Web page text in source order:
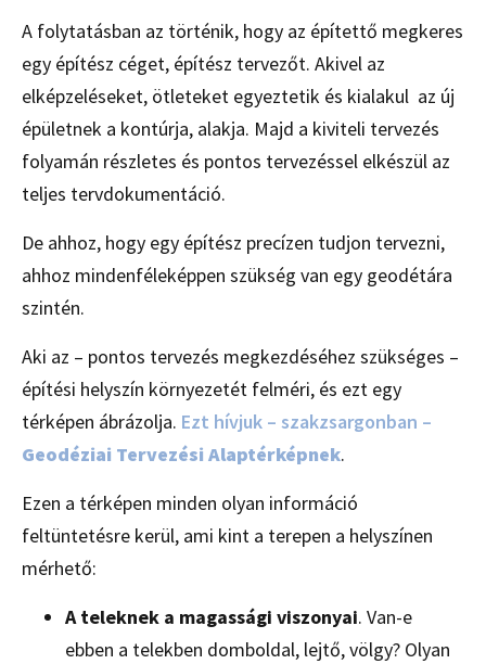
A folytatásban az történik, hogy az építettő megkeres
egy építész céget, építész tervezőt. Akivel az
elképzeléseket, ötleteket egyeztetik és kialakul az új
épületnek a kontúrja, alakja. Majd a kiviteli tervezés
folyamán részletes és pontos tervezéssel elkészül az
teljes tervdokumentáció.
De ahhoz, hogy egy építész precízen tudjon tervezni,
ahhoz mindenféleképpen szükség van egy geodétára
szintén.
Aki az – pontos tervezés megkezdéséhez szükséges –
építési helyszín környezetét felméri, és ezt egy
térképen ábrázolja. Ezt hívjuk – szakzsargonban –
Geodéziai Tervezési Alaptérképnek.
Ezen a térképen minden olyan információ
feltüntetésre kerül, ami kint a terepen a helyszínen
mérhető:
A teleknek a magassági viszonyai. Van-e
ebben a telekben domboldal, lejtő, völgy? Olyan